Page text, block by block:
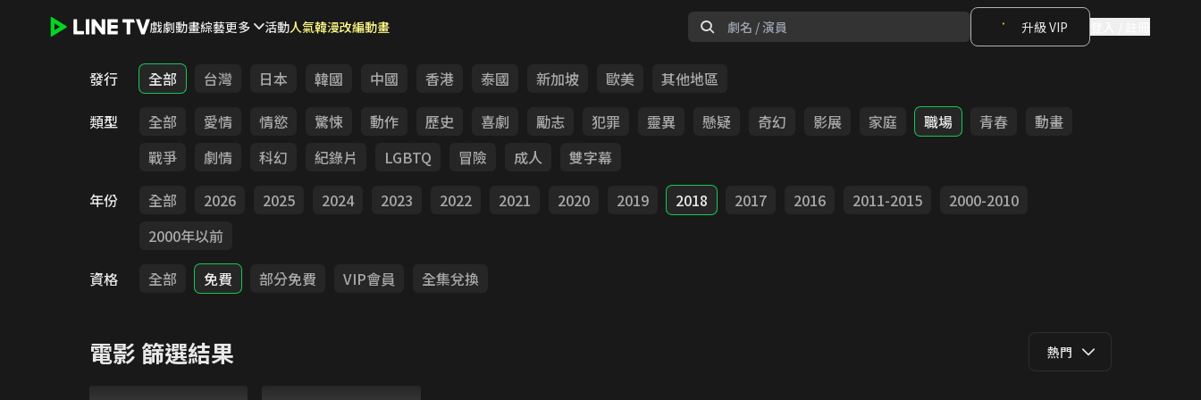
戲劇動畫綜藝更多 活動人氣韓漫改編動畫 升級 VIP
發行 全部 台灣 日本 韓國 中國 香港 泰國 新加坡 歐美
其他地區
類型
全部 愛情 情慾 驚悚 動作 歷史 喜劇 勵志 犯罪 靈異 懸疑 奇幻 影展 家庭 職場 青春
動畫
戰爭
劇情 科幻 紀錄片 LGBTQ 冒險 成人
雙字幕
年份
全部 2026 2025 2024 2023 2022 2021 2020 2019 2018 2017 2016 2011-2015
2000-2010
2000年以前
資格
全部 免費 部分免費 VIP會員 全集兌換
電影 篩選結果 熱門